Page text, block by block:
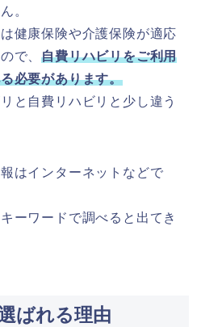
。
健康保険や介護保険が適応
で、自費リハビリをご利用
必要があります。
と自費リハビリと少し違う
はインターネットなどで
ーワードで調べると出てき
ばれる理由